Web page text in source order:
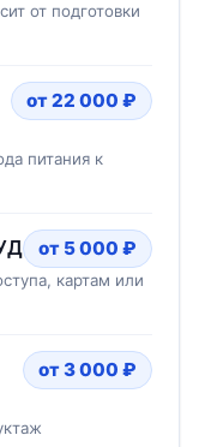
от подготовки
от 22 000 ₽
питания к
от 5 000 ₽
картам или
от 3 000 ₽